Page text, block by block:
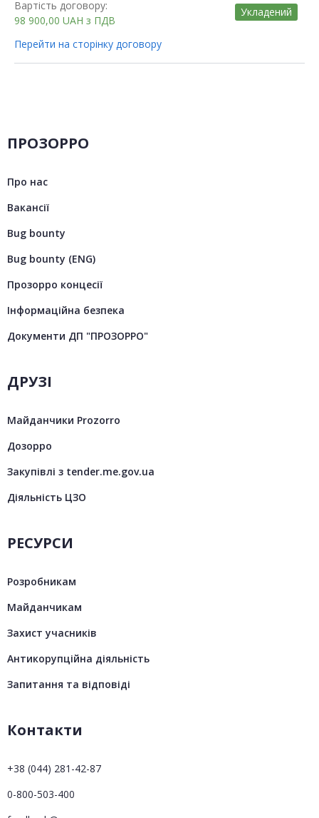
Вартість договору:
98 900,00 UAH з ПДВ
Укладений
Перейти на сторінку договору
ПРОЗОРРО
Про нас
Вакансії
Bug bounty
Bug bounty (ENG)
Прозорро концесії
Інформаційна безпека
Документи ДП "ПРОЗОРРО"
ДРУЗІ
Майданчики Prozorro
Дозорро
Закупівлі з tender.me.gov.ua
Діяльність ЦЗО
РЕСУРСИ
Розробникам
Майданчикам
Захист учасників
Антикорупційна діяльність
Запитання та відповіді
Контакти
+38 (044) 281-42-87
0-800-503-400